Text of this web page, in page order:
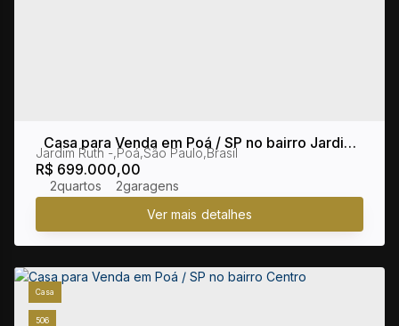
Casa para Venda em Poá / SP no bairro Jardim
Ruth
R$ 699.000,00
Jardim Ruth ,Poá,São Paulo,Brasil
2 2
506
Casa